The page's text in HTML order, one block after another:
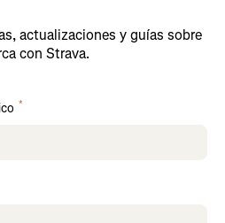
actualizaciones y guías sobre
con Strava.
*